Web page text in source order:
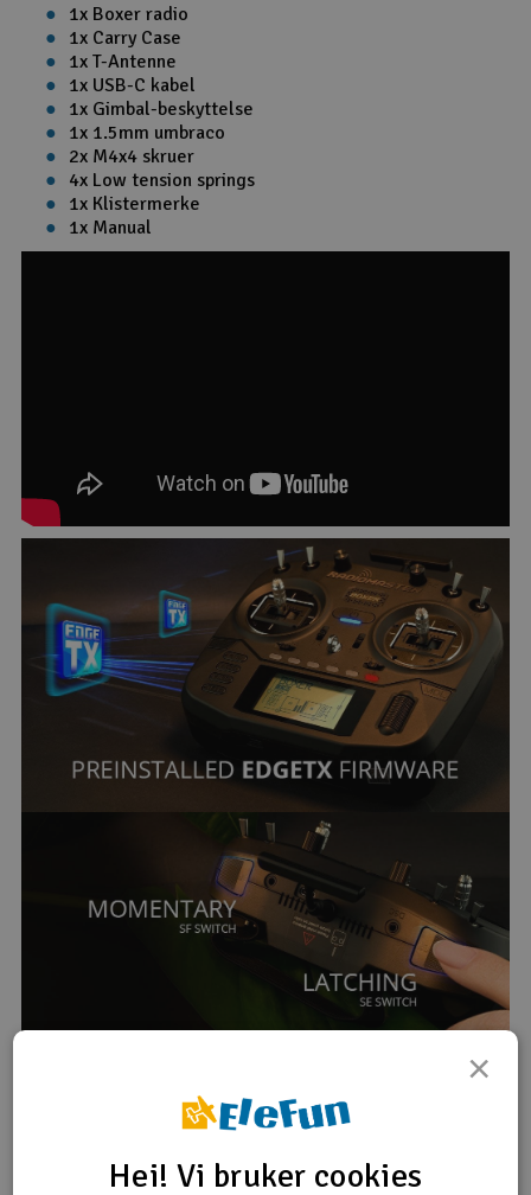
1x Boxer radio
1x Carry Case
1x T-Antenne
1x USB-C kabel
1x Gimbal-beskyttelse
1x 1.5mm umbraco
2x M4x4 skruer
4x Low tension springs
1x Klistermerke
1x Manual
×
Hei! Vi bruker cookies